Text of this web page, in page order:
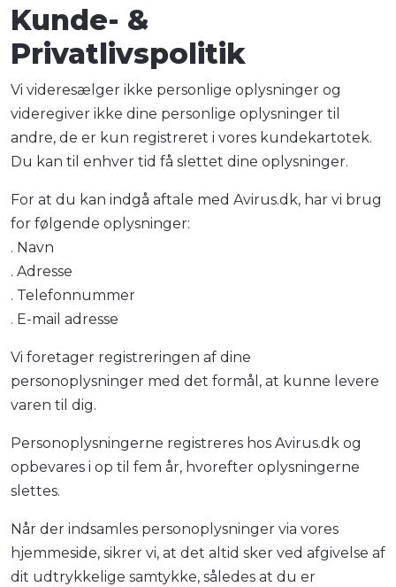
Kunde- &
Privatlivspolitik
Vi videresælger ikke personlige oplysninger og
videregiver ikke dine personlige oplysninger til
andre, de er kun registreret i vores kundekartotek.
Du kan til enhver tid få slettet dine oplysninger.
For at du kan indgå aftale med Avirus.dk, har vi brug
for følgende oplysninger:
. Navn
. Adresse
. Telefonnummer
. E-mail adresse
Vi foretager registreringen af dine
personoplysninger med det formål, at kunne levere
varen til dig.
Personoplysningerne registreres hos Avirus.dk og
opbevares i op til fem år, hvorefter oplysningerne
slettes.
Når der indsamles personoplysninger via vores
hjemmeside, sikrer vi, at det altid sker ved afgivelse af
dit udtrykkelige samtykke, således at du er